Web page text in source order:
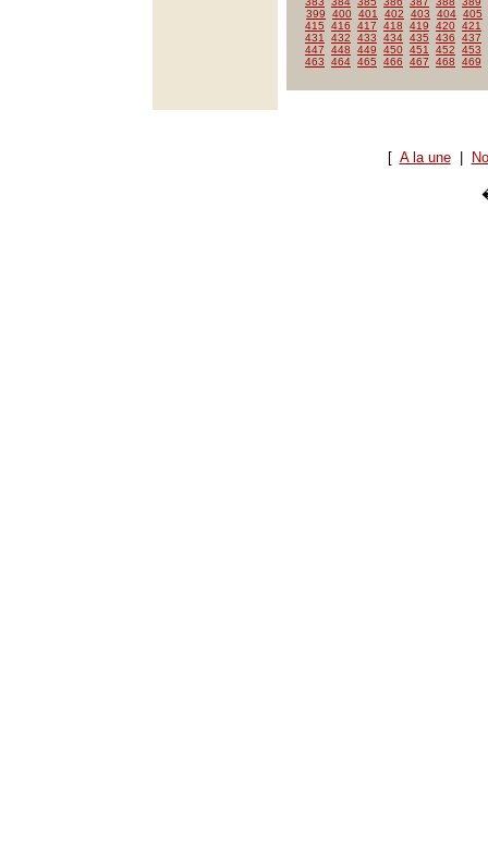
399
400 401 402 403 404 405
415
416 417 418 419 420 421
431
432 433 434 435 436
437
447
448 449 450 451 452
453
463
464 465 466 467 468 469
[ A la une|